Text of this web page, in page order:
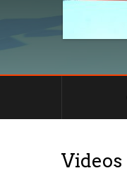
Videos